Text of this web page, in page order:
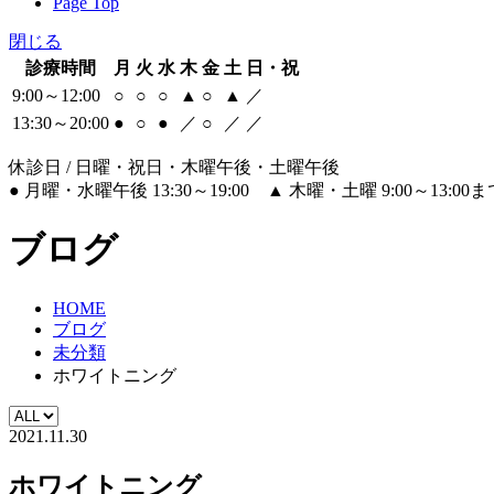
閉じる
診療時間
月 火 水 木 金 土 日・祝
9:00～12:00
○ ○ ○ ▲ ○ ▲
／
13:30～20:00 ● ○ ● ／ ○ ／ ／
休診日 / 日曜・祝日・木曜午後・土曜午後
● 月曜・水曜午後 13:30～19:00 ▲ 木曜・土曜 9:00～13:00
ブログ
HOME
ブログ
未分類
ホワイトニング
2021.11.30
ホワイトニング